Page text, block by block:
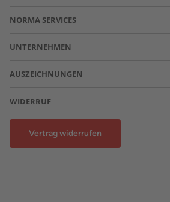
NORMA SERVICES
UNTERNEHMEN
AUSZEICHNUNGEN
WIDERRUF
Vertrag widerrufen